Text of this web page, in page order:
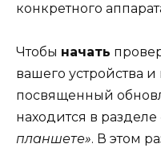
конкретного
Чтобы начать
вашего устройства
посвященный
находится в разделе
планшете». В этом